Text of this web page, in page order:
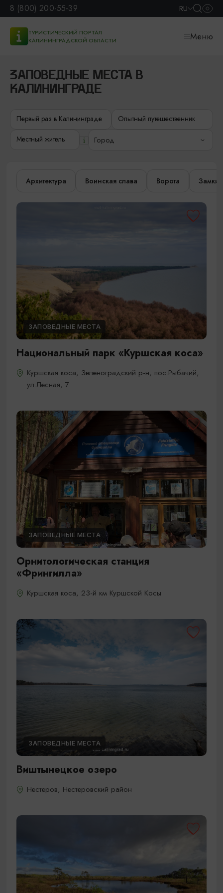
8 (800) 200-55-39 RU
ТУРИСТИЧЕСКИЙ ПОРТАЛ
КАЛИНИНГРАДСКОЙ ОБЛАСТИ
Меню
ЗАПОВЕДНЫЕ МЕСТА В
КАЛИНИНГРАДЕ
Первый раз в Калининграде Опытный путешественник
Местный житель Город
Архитектура Воинская слава Ворота Замки
ЗАПОВЕДНЫЕ МЕСТА
Национальный парк «Куршская коса»
Куршская коса, Зеленоградский р-н, пос.Рыбачий,
ул.Лесная, 7
ЗАПОВЕДНЫЕ МЕСТА
Орнитологическая станция
«Фрингилла»
Куршская коса, 23-й км Куршской Косы
ЗАПОВЕДНЫЕ МЕСТА
Виштынецкое озеро
Нестеров, Нестеровский район